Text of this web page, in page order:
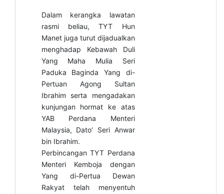
Dalam kerangka lawatan
rasmi beliau, TYT Hun
Manet juga turut dijadualkan
menghadap Kebawah Duli
Yang Maha Mulia Seri
Paduka Baginda Yang di-
Pertuan Agong Sultan
Ibrahim serta mengadakan
kunjungan hormat ke atas
YAB Perdana Menteri
Malaysia, Dato’ Seri Anwar
bin Ibrahim.
Perbincangan TYT Perdana
Menteri Kemboja dengan
Yang di-Pertua Dewan
Rakyat telah menyentuh